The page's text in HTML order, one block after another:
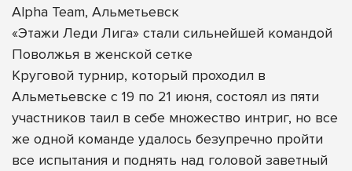
Alpha Team, Альметьевск
«Этажи Леди Лига» стали сильнейшей командой
Поволжья в женской сетке
Круговой турнир, который проходил в
Альметьевске с 19 по 21 июня, состоял из пяти
участников таил в себе множество интриг, но все
же одной команде удалось безупречно пройти
все испытания и поднять над головой заветный